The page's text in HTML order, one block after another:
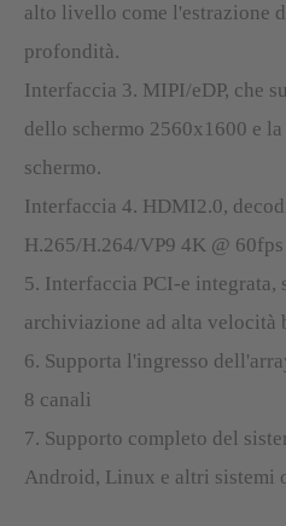
alto livello come l'estrazione
profondità.
Interfaccia 3. MIPI/eDP, che
dello schermo 2560x1600 e
schermo.
Interfaccia 4. HDMI2.0,
H.265/H.264/VP9 4K @
5. Interfaccia PCI-e integrata,
archiviazione ad alta velocità
6. Supporta l'ingresso
8 canali
7. Supporto completo del
Android, Linux e altri sistemi